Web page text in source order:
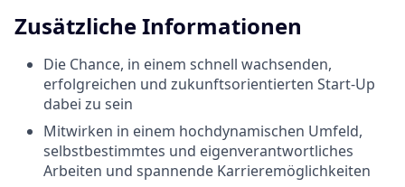
Zusätzliche Informationen
Die Chance, in einem schnell wachsenden,
erfolgreichen und zukunftsorientierten Start-Up
dabei zu sein
Mitwirken in einem hochdynamischen Umfeld,
selbstbestimmtes und eigenverantwortliches
Arbeiten und spannende Karrieremöglichkeiten